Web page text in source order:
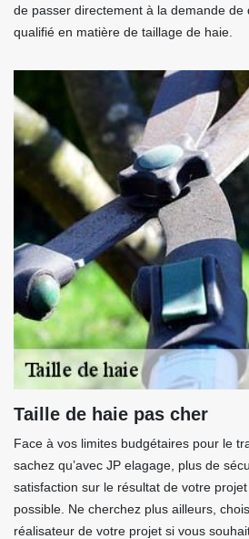
de passer directement à la demande de
qualifié en matière de taillage de haie.
Taille de haie pas cher
Face à vos limites budgétaires pour le
sachez qu’avec JP elagage, plus de
satisfaction sur le résultat de votre
possible. Ne cherchez plus ailleurs,
réalisateur de votre projet si vous